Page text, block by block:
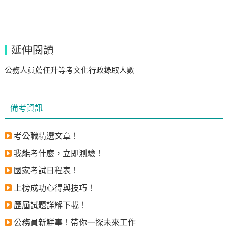
備考資訊
考公職精選文章！
我能考什麼，立即測驗！
國家考試日程表！
上榜成功心得與技巧！
歷屆試題詳解下載！
公務員新鮮事！帶你一探未來工作
延伸閱讀
公務人員薦任升等考文化行政錄取人數